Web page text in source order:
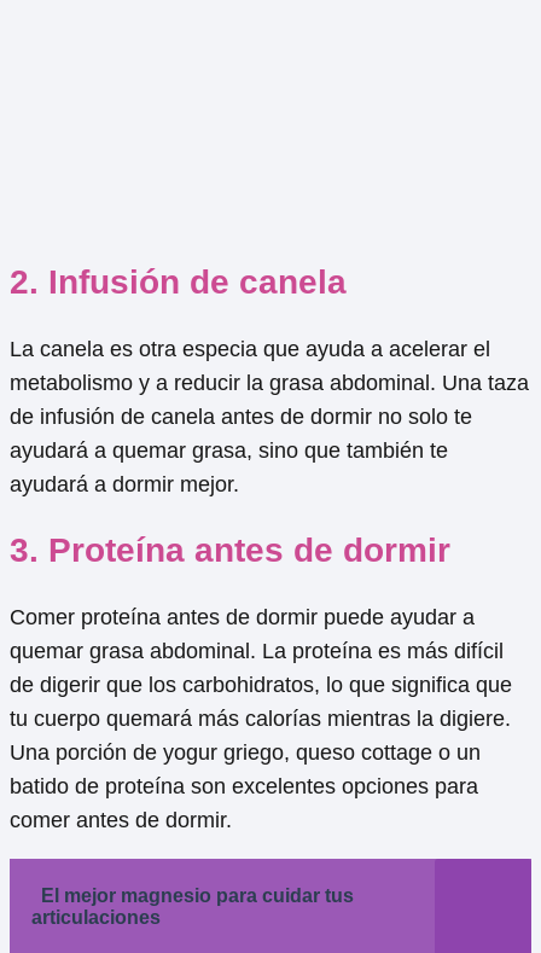
2. Infusión de canela
La canela es otra especia que ayuda a acelerar el
metabolismo y a reducir la grasa abdominal. Una taza
de infusión de canela antes de dormir no solo te
ayudará a quemar grasa, sino que también te
ayudará a dormir mejor.
3. Proteína antes de dormir
Comer proteína antes de dormir puede ayudar a
quemar grasa abdominal. La proteína es más difícil
de digerir que los carbohidratos, lo que significa que
tu cuerpo quemará más calorías mientras la digiere.
Una porción de yogur griego, queso cottage o un
batido de proteína son excelentes opciones para
comer antes de dormir.
El mejor magnesio para cuidar tus
articulaciones